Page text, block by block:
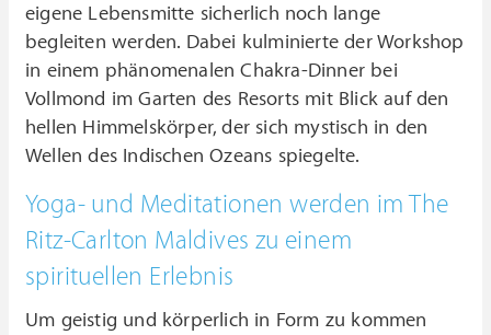
eigene Lebensmitte sicherlich noch lange
begleiten werden. Dabei kulminierte der Workshop
in einem phänomenalen Chakra-Dinner bei
Vollmond im Garten des Resorts mit Blick auf den
hellen Himmelskörper, der sich mystisch in den
Wellen des Indischen Ozeans spiegelte.
Yoga- und Meditationen werden im The
Ritz-Carlton Maldives zu einem
spirituellen Erlebnis
Um geistig und körperlich in Form zu kommen